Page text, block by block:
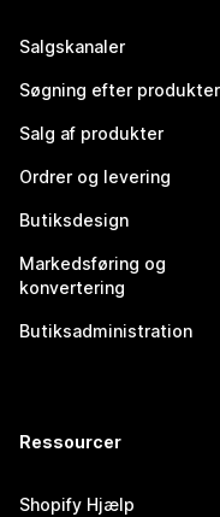
Salgskanaler
Søgning efter produkter
Salg af produkter
Ordrer og levering
Butiksdesign
Markedsføring og
konvertering
Butiksadministration
Ressourcer
Shopify Hjælp